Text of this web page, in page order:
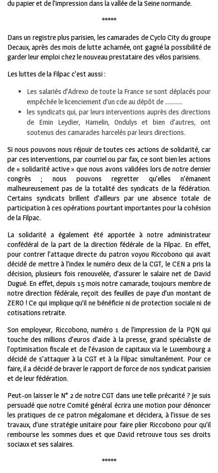
du papier et de l’impression dans la vallée de la Seine normande.
*****
Dans un registre plus parisien, les camarades de Cyclo City du groupe
Decaux, après des mois de lutte acharnée, ont gagné la possibilité de
garder leur emploi chez le nouveau prestataire des vélos parisiens.
Les luttes de la Filpac c’est aussi :
Les salariés d’Adrexo de toute la France se sont déplacés pour
empêchée le licenciement d’un cde au dépôt de …………
les syndicats qui, par leurs interventions auprès des directions
de Emin Leydier, Hamelin, Ondulys et bien d’autres, ont
soutenus des camarades harcelés par leurs directions.
Si nous pouvons nous réjouir de toutes ces actions de solidarité, car
par ces interventions, par courriel ou par fax, ce sont bien les actions
de « solidarité active » que nous avons validées lors de notre dernier
congrès ; nous pouvons regretter qu’elles n’émanent
malheureusement pas de la totalité des syndicats de la fédération.
Certains syndicats brillent d’ailleurs par une absence totale de
participation à ces opérations pourtant importantes pour la cohésion
de la Filpac.
La solidarité a également été apportée à notre administrateur
confédéral de la part de la direction fédérale de la Filpac. En effet,
pour contrer l’attaque directe du patron voyou Riccobono qui avait
décidé de mettre à l’index le numéro deux de la CGT, le CEN a pris la
décision, plusieurs fois renouvelée, d’assurer le salaire net de David
Dugué. En effet, depuis 15 mois notre camarade, toujours membre de
notre direction fédérale, reçoit des feuilles de paye d’un montant de
ZERO ! Ce qui implique qu’il ne bénéficie ni de protection sociale ni de
cotisations retraite.
Son employeur, Riccobono, numéro 1 de l’impression de la PQN qui
touche des millions d’euros d’aide à la presse, grand spécialiste de
l’optimisation fiscale et de l’évasion de capitaux via le Luxembourg a
décidé de s’attaquer à la CGT et à la Filpac simultanément. Pour ce
faire, il a décidé de braver le rapport de force de nos syndicat parisien
et de leur fédération.
Peut-on laisser le N° 2 de notre CGT dans une telle précarité ? Je suis
persuadé que notre Comité général écrira une motion pour dénoncer
les pratiques de ce patron mégalomane et décidera, à l’issue de ses
travaux, d’une stratégie unitaire pour faire plier Riccobono pour qu’il
rembourse les sommes dues et que David retrouve tous ses droits
sociaux et ses salaires.
*****